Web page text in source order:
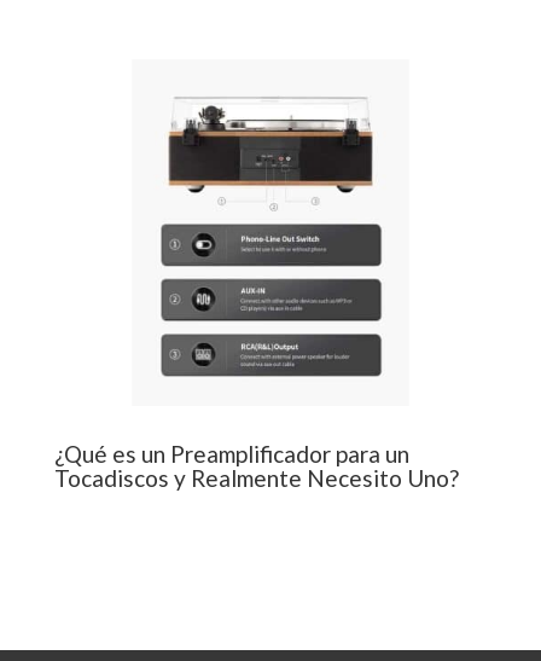
¿Qué es un Preamplificador para un
Tocadiscos y Realmente Necesito Uno?